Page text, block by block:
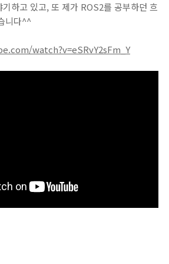
하고 있고, 또 제가 ROS2를 공부하던 흐
니다^^
watch?v=eSRvY2sFm_Y